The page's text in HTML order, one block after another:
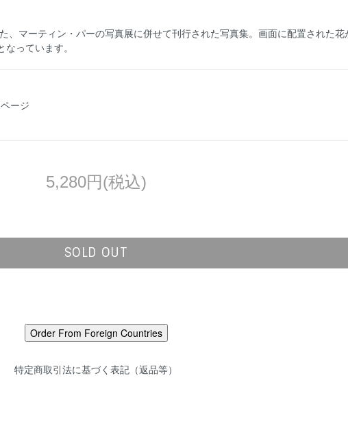
、マーティン・パーの写真展に併せて刊行された写真集。画面に配置された花
っています。
ージ
5,280円(税込)
SOLD OUT
特定商取引法に基づく表記（返品等）